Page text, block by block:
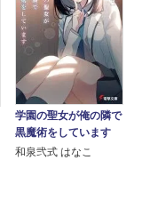
学園の聖女が俺の隣で
黒魔術をしています
和泉弐式 はなこ